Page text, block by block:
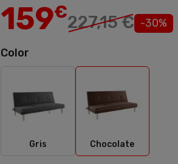
159€
227,15 € -30%
Color
Gris Chocolate